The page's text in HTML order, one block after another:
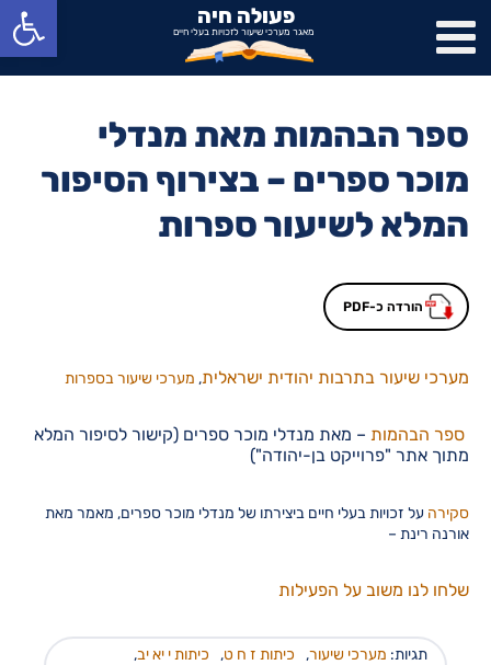
פתח סרגל נגישות פעולה חיה
מאגר מערכי שיעור לזכויות בעלי חיים
ספר הבהמות מאת מנדלי
מוכר ספרים – בצירוף הסיפור
המלא לשיעור ספרות
הורדה כ-PDF
מערכי שיעור בתרבות יהודית ישראלית, מערכי שיעור בספרות
ספר הבהמות – מאת מנדלי מוכר ספרים (קישור לסיפור המלא
מתוך אתר "פרוייקט בן-יהודה")
סקירה על זכויות בעלי חיים ביצירתו של מנדלי מוכר ספרים, מאמר מאת
אורנה רינת –
שלחו לנו משוב על הפעילות
תגיות: מערכי שיעור, כיתות ז ח ט, כיתות י יא יב,